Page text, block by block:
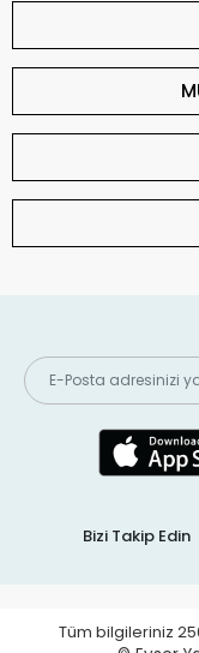
Bizi Takip Edin
Tüm bilgileriniz